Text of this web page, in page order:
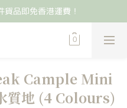
貨品即免香港運費！
Cample Mini
質地 (4 Colours)